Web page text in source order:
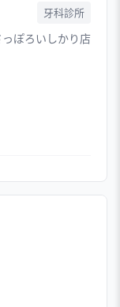
牙科診所
ぽろいしかり店